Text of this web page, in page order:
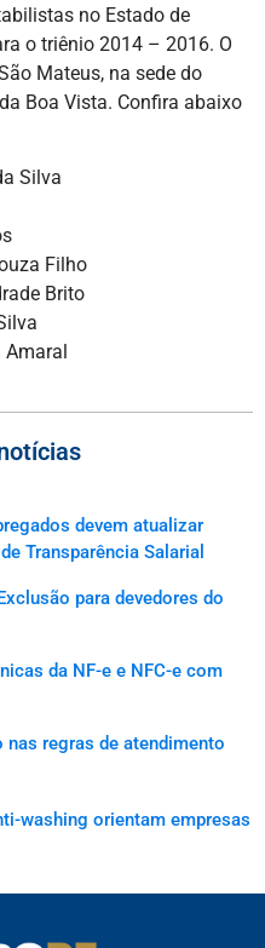
no Estado de
o triênio 2014 – 2016. O
Mateus, na sede do
Boa Vista. Confira abaixo
Silva
Filho
Brito
devem atualizar
Transparência Salarial
para devedores do
da NF-e e NFC-e com
nas regras de atendimento
washing orientam empresas